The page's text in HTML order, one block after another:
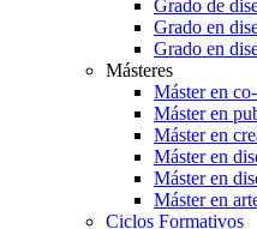
Grado de
Grado en
Grado en
Másteres
Máster en
Máster en
Máster en
Máster en
Máster en
Máster en
Ciclos Formativos